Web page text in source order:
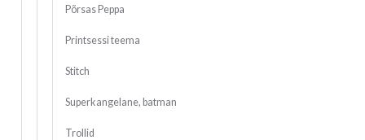
Põrsas Peppa
Printsessi teema
Stitch
Superkangelane, batman
Trollid